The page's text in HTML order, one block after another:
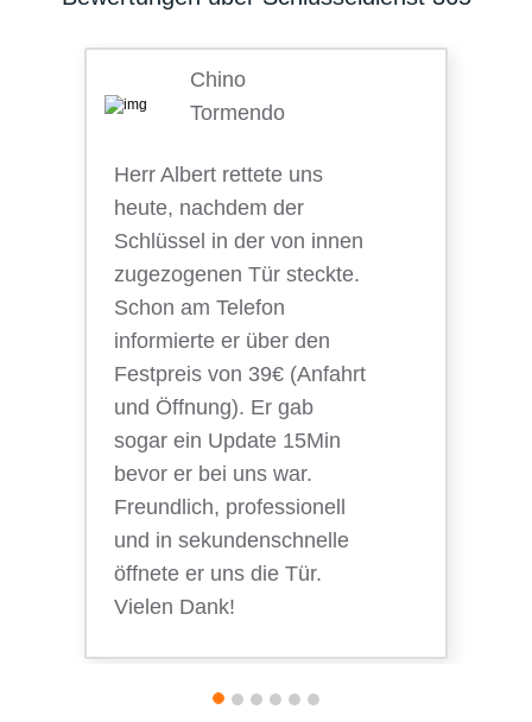
Chino
Tormendo
Herr Albert rettete uns
heute, nachdem der
Schlüssel in der von innen
zugezogenen Tür steckte.
Schon am Telefon
informierte er über den
Festpreis von 39€ (Anfahrt
und Öffnung). Er gab
sogar ein Update 15Min
bevor er bei uns war.
Freundlich, professionell
und in sekundenschnelle
öffnete er uns die Tür.
Vielen Dank!